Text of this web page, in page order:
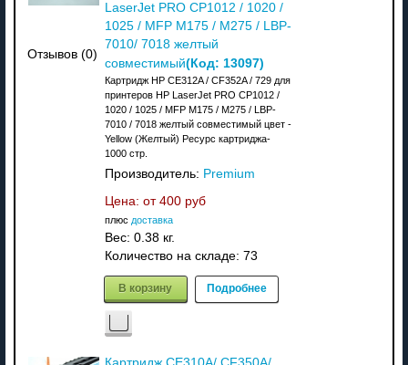
Отзывов (0)
LaserJet PRO CP1012 / 1020 /
1025 / MFP M175 / M275 / LBP-
7010/ 7018 желтый
совместимый(Код: 13097)
Картридж HP CE312A / CF352A / 729 для
принтеров HP LaserJet PRO CP1012 /
1020 / 1025 / MFP M175 / M275 / LBP-
7010 / 7018 желтый совместимый цвет -
Yellow (Желтый) Ресурс картриджа-
1000 стр.
Производитель: Premium
Цена: от 400 руб
плюс доставка
Вес: 0.38 кг.
Количество на складе: 73
В корзину Подробнее